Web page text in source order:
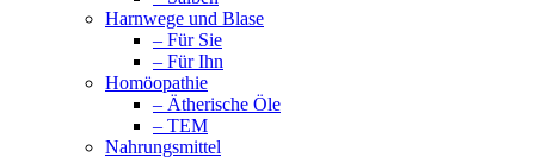
Harnwege und Blase
– Für Sie
– Für Ihn
Homöopathie
– Ätherische Öle
– TEM
Nahrungsmittel